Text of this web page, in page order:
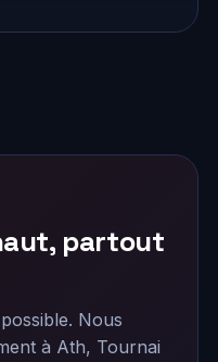
partout
Nous
à Ath, Tournai